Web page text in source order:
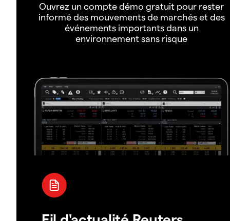
Ouvrez un compte démo gratuit pour rester
informé des mouvements de marchés et des
événements importants dans un
environnement sans risque